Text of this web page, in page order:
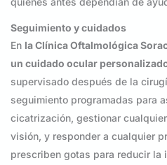
Seguimiento y cuidados
En la Clínica Oftalmológica
un cuidado ocular
supervisado después de la
seguimiento programadas para
cicatrización, gestionar
visión, y responder a cualquier
prescriben gotas para reducir la